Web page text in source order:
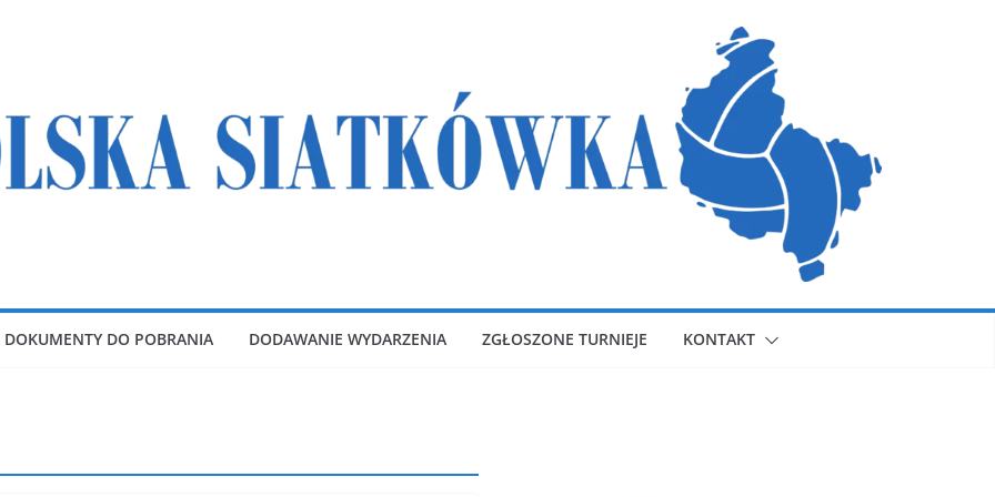
DOKUMENTY DO POBRANIA DODAWANIE WYDARZENIA ZGŁOSZONE TURNIEJE KONTAKT